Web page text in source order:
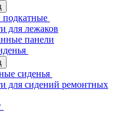
для лежаков
панели
сиденья
для сидений ремонтных